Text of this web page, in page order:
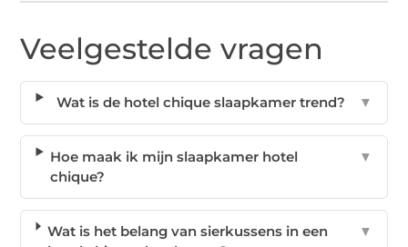
Veelgestelde vragen
Wat is de hotel chique slaapkamer trend? ▼
Hoe maak ik mijn slaapkamer hotel
chique?
▼
Wat is het belang van sierkussens in een
▼